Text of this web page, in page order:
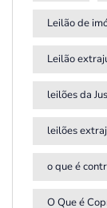
Leilão de
Leilão
leilões da
leilões
o que é
O Que é